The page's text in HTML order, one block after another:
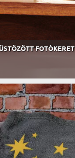
FOTÓKERET